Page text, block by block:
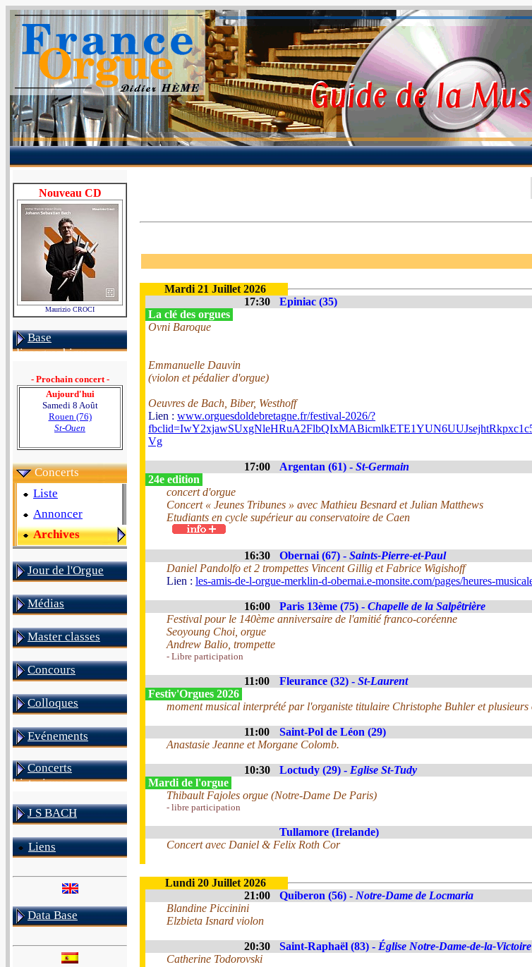
Nouveau CD
Maurizio CROCI
Base
discographique
- Prochain concert -
Aujourd'hui
Samedi 8 Août
Rouen (76)
St-Ouen
Concerts
Liste
Annoncer
Archives
Jour de l'Orgue
Médias
Master classes
Concours
Colloques
Evénements
Concerts
historiques
J S BACH
Liens
Data Base
Mardi 21 Juillet 2026
17:30
Epiniac (35)
La clé des orgues
Ovni Baroque
Emmanuelle Dauvin
(violon et pédalier d'orgue)
Oeuvres de Bach, Biber, Westhoff
Lien : www.orguesdoldebretagne.fr/festival-2026/?
Vg
17:00 Argentan (61) - St-Germain
24e edition
concert d'orgue
Concert « Jeunes Tribunes » avec Mathieu Besnard et Julian Matthews
Etudiants en cycle supérieur au conservatoire de Caen
16:30 Obernai (67) - Saints-Pierre-et-Paul
Daniel Pandolfo et 2 trompettes Vincent Gillig et Fabrice Wigishoff
Lien : les-amis-de-l-orgue-merklin-d-obernai.e-monsite.com/pages/heures-
16:00 Paris 13ème (75) - Chapelle de la Salpêtrière
Festival pour le 140ème anniversaire de l'amitié franco-coréenne
Seoyoung Choi, orgue
Andrew Balio, trompette
- Libre participation
11:00 Fleurance (32) - St-Laurent
Festiv'Orgues 2026
moment musical interprété par l'organiste titulaire Christophe Buhler et plusieurs
11:00
Saint-Pol de Léon (29)
Anastasie Jeanne et Morgane Colomb.
10:30 Loctudy (29) - Eglise St-Tudy
Mardi de l'orgue
Thibault Fajoles orgue (Notre-Dame De Paris)
- libre participation
Tullamore (Irelande)
Concert avec Daniel & Felix Roth Cor
Lundi 20 Juillet 2026
21:00
Quiberon (56) - Notre-Dame de Locmaria
Blandine Piccinini
Elzbieta Isnard violon
20:30 Saint-Raphaël (83) - Église Notre-Dame-de-la-Victoire
Catherine Todorovski